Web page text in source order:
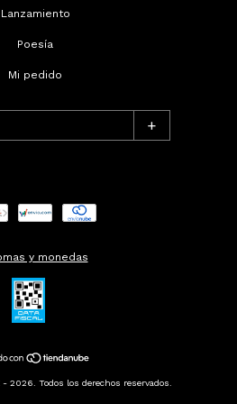
Lanzamiento
Poesía
Mi pedido
+
y monedas
2026. Todos los derechos reservados.